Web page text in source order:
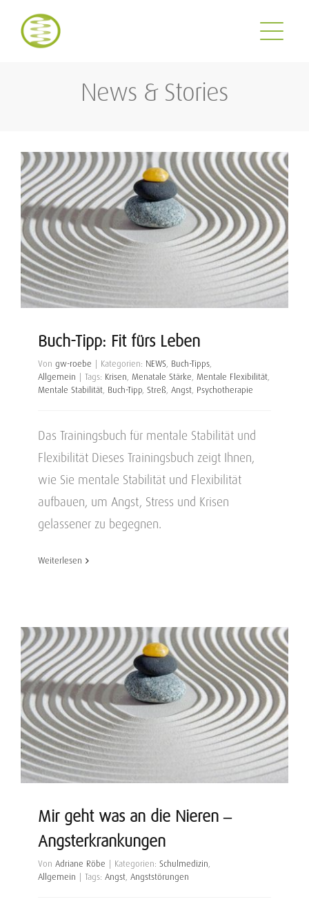
Inhalt
News & Stories
Buch-Tipp: Fit fürs Leben
Von gw-roebe Kategorien: NEWS, Buch-Tipps,
Allgemein
Tags: Krisen, Menatale Stärke, Mentale Flexibilität,
Mentale Stabilität, Buch-Tipp, Streß, Angst, Psychotherapie
Das Trainingsbuch für mentale Stabilität und
Flexibilität Dieses Trainingsbuch zeigt Ihnen,
wie Sie mentale Stabilität und Flexibilität
aufbauen, um Angst, Stress und Krisen
gelassener zu begegnen.
Weiterlesen
Mir geht was an die Nieren –
Angsterkrankungen
Von Adriane Röbe Kategorien: Schulmedizin,
Allgemein
Tags: Angst, Angststörungen